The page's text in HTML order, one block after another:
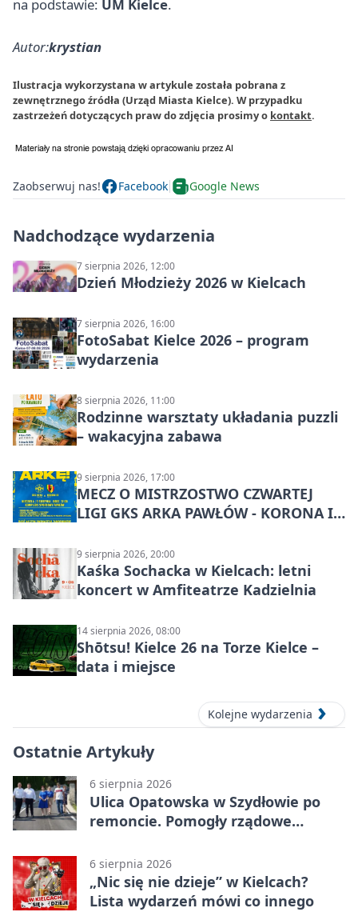
na podstawie: UM Kielce.
Autor:krystian
Ilustracja wykorzystana w artykule została pobrana z
zewnętrznego źródła (Urząd Miasta Kielce). W przypadku
zastrzeżeń dotyczących praw do zdjęcia prosimy o kontakt.
Zaobserwuj nas! Facebook Google News
Nadchodzące wydarzenia
7 sierpnia 2026, 12:00
Dzień Młodzieży 2026 w Kielcach
7 sierpnia 2026, 16:00
FotoSabat Kielce 2026 – program
wydarzenia
8 sierpnia 2026, 11:00
Rodzinne warsztaty układania puzzli
– wakacyjna zabawa
9 sierpnia 2026, 17:00
MECZ O MISTRZOSTWO CZWARTEJ
LIGI GKS ARKA PAWŁÓW - KORONA III
9 sierpnia 2026, 20:00
Kaśka Sochacka w Kielcach: letni
koncert w Amfiteatrze Kadzielnia
14 sierpnia 2026, 08:00
Shōtsu! Kielce 26 na Torze Kielce –
data i miejsce
Kolejne wydarzenia
Ostatnie Artykuły
6 sierpnia 2026
Ulica Opatowska w Szydłowie po
remoncie. Pomogły rządowe
6 sierpnia 2026
„Nic się nie dzieje” w Kielcach?
Lista wydarzeń mówi co innego